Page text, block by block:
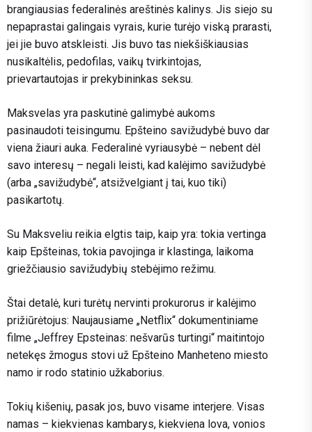
brangiausias federalinės areštinės kalinys. Jis siejo su
nepaprastai galingais vyrais, kurie turėjo viską prarasti,
jei jie buvo atskleisti. Jis buvo tas niekšiškiausias
nusikaltėlis, pedofilas, vaikų tvirkintojas,
prievartautojas ir prekybininkas seksu.
Maksvelas yra paskutinė galimybė aukoms
pasinaudoti teisingumu. Epšteino savižudybė buvo dar
viena žiauri auka. Federalinė vyriausybė – nebent dėl ​​
savo interesų – negali leisti, kad kalėjimo savižudybė
(arba „savižudybė“, atsižvelgiant į tai, kuo tiki)
pasikartotų.
Su Maksveliu reikia elgtis taip, kaip yra: tokia vertinga
kaip Epšteinas, tokia pavojinga ir klastinga, laikoma
griežčiausio savižudybių stebėjimo režimu.
Štai detalė, kuri turėtų nervinti prokurorus ir kalėjimo
prižiūrėtojus: Naujausiame „Netflix“ dokumentiniame
filme „Jeffrey Epsteinas: nešvarūs turtingi“ maitintojo
netekęs žmogus stovi už Epšteino Manheteno miesto
namo ir rodo statinio užkaborius.
Tokių kišenių, pasak jos, buvo visame interjere. Visas
namas – kiekvienas kambarys, kiekviena lova, vonios